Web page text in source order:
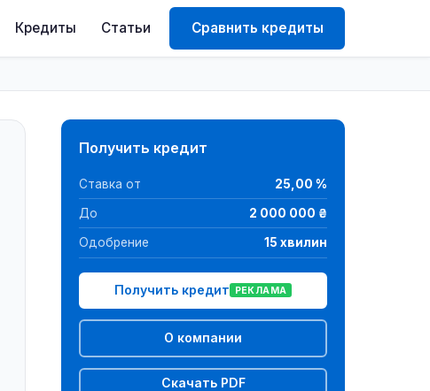
Кредиты Статьи Сравнить кредиты
Получить кредит
Ставка от 25,00 %
До 2 000 000 ₴
Одобрение 15 хвилин
Получить кредит РЕКЛАМА
О компании
Скачать PDF